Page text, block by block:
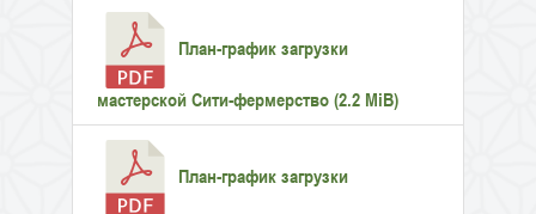
План-график загрузки
мастерской Сити-фермерство (2.2 MiB)
План-график загрузки